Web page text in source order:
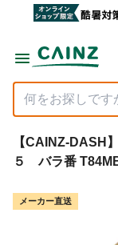
【CAINZ-DASH
５ バラ番
メーカー直送